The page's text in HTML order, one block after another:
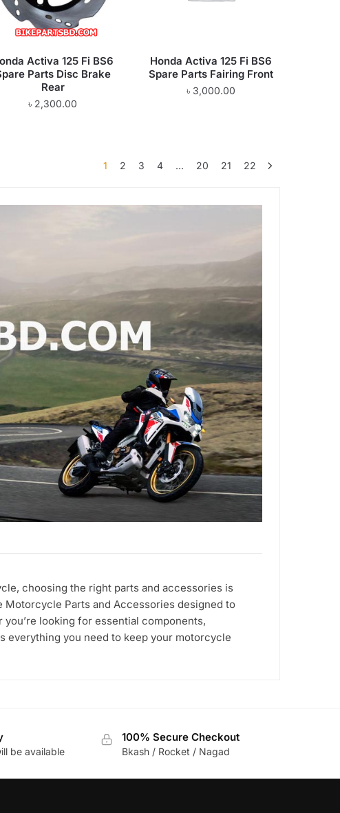
Activa 125 Fi BS6
Parts Disc Brake
Rear
৳ 2,300.00
Honda Activa 125 Fi BS6
Spare Parts Fairing Front
৳ 3,000.00
1 2 3 4 … 20 21 22
choosing the right parts and accessories is
Motorcycle Parts and Accessories designed to
looking for essential components,
everything you need to keep your motorcycle
be available
100% Secure Checkout
Bkash / Rocket / Nagad